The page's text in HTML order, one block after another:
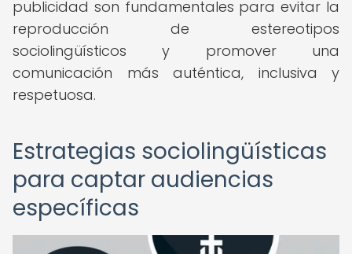
publicidad son fundamentales para evitar la
reproducción de estereotipos
sociolingüísticos y promover una
comunicación más auténtica, inclusiva y
respetuosa.
Estrategias sociolingüísticas
para captar audiencias
específicas